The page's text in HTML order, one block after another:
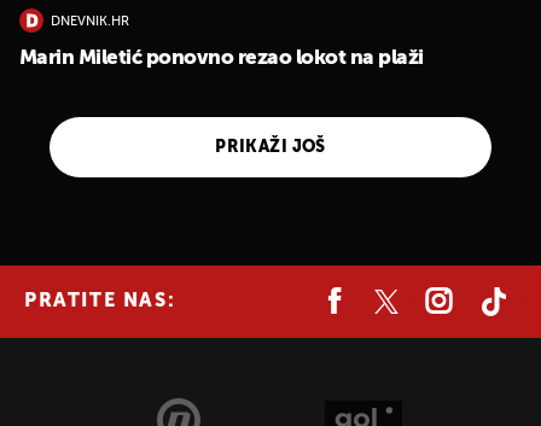
DNEVNIK.HR
Marin Miletić ponovno rezao lokot na plaži
PRIKAŽI JOŠ
PRATITE NAS: